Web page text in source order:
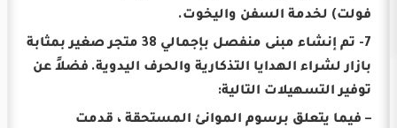
فولت) لخدمة السفن واليخوت.
7- تم إنشاء مبنى منفصل بإجمالي 38 متجر صغير بمثابة
بازار لشراء الهدايا التذكارية والحرف اليدوية. فضلاً عن
توفير التسهيلات التالية:
– فيما يتعلق برسوم الموانئ المستحقة ، قدمت